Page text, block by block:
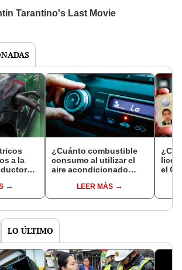
a la
¿Cuánto combustible
consumo al utilizar el
aire acondicionado
LEER MÁS
el
LO ÚLTIMO